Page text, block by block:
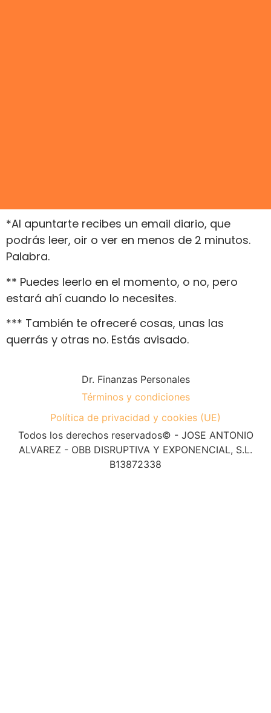
*Al apuntarte recibes un email diario, que
podrás leer, oir o ver en menos de 2 minutos.
Palabra.
** Puedes leerlo en el momento, o no, pero
estará ahí cuando lo necesites.
*** También te ofreceré cosas, unas las
querrás y otras no. Estás avisado.
Dr. Finanzas Personales
Términos y condiciones
Política de privacidad y cookies (UE)
Todos los derechos reservados© - JOSE ANTONIO
ALVAREZ - OBB DISRUPTIVA Y EXPONENCIAL, S.L.
B13872338